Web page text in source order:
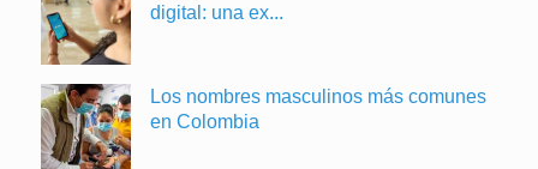
digital: una ex...
Los nombres masculinos más comunes
en Colombia